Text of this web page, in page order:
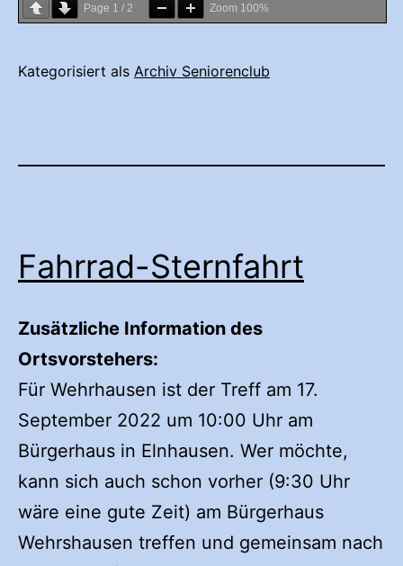
Page 1 / 2 Zoom 100%
Kategorisiert als Archiv Seniorenclub
Fahrrad-Sternfahrt
Zusätzliche Information des
Ortsvorstehers:
Für Wehrhausen ist der Treff am 17.
September 2022 um 10:00 Uhr am
Bürgerhaus in Elnhausen. Wer möchte,
kann sich auch schon vorher (9:30 Uhr
wäre eine gute Zeit) am Bürgerhaus
Wehrshausen treffen und gemeinsam nach